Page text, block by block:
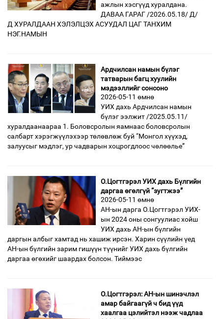
ажлын хэсгүүд хуралдана.
ДАВАА ГАРАГ /2026.05.18/ Д/
Д ХУРАЛДААН ХЭЛЭЛЦЭХ АСУУДАЛ ЦАГ ТАНХИМ
НЭГ.НАМЫН
Ардчилсан намын бүлэг
татварын багц хуулийн
мэдээллийг сонсоно
2026-05-11 өмнө
УИХ дахь Ардчилсан намын
бүлэг ээлжит /2025.05.11/
хуралдаанаараа 1. Боловсролын яамнаас боловсролын
салбарт хэрэгжүүлэхээр төлөвлөж буй “Монгол хүүхэд,
залуусыг мэдлэг, ур чадварын хоцрогдлоос чөлөөлье”
О.Цогтгэрэл УИХ дахь Бүлгийн
даргаа өгөлгүй “зугтжээ”
2026-05-11 өмнө
АН-ын дарга О.Цогтгэрэл УИХ-
ын 2024 оны сонгуулиас хойш
УИХ дахь АН-ын бүлгийн
даргын албыг хамтад нь хашиж ирсэн. Харин сүүлийн үед
АН-ын бүлгийн зарим гишүүн түүнийг УИХ дахь бүлгийн
даргаа өгөхийг шаардах болсон. Тиймээс
О.Цогтгэрэл: АН-ын шинэчлэл
амар байгаагүй ч бид үүд
хаалгаа цэлийтэл нээж чадлаа